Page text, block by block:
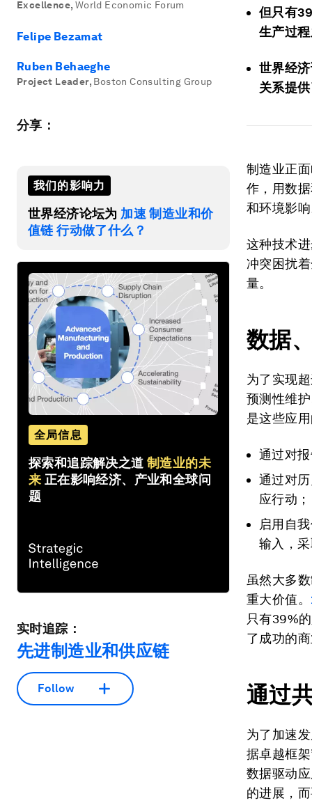
Excellence, World Economic Forum
Felipe Bezamat
Ruben Behaeghe
Project Leader, Boston Consulting Group
分享：
我们的影响力
世界经济论坛为 加速 制造业和价
值链 行动做了什么？
全局信息
探索和追踪解决之道 制造业的未
来 正在影响经济、产业和全球问
题
实时追踪：
先进制造业和供应链
Follow
但只有
生产过
世界经
关系提
制造业正
作，用数
和环境影
这种技术
冲突困扰
量。
数据
为了实现
预测性维
是这些应
通过对
通过对
应行动；
启用自
输入，
虽然大多
重大价值。
只有39%
了成功的
通过
为了加速
据卓越框
数据驱动
的进展，